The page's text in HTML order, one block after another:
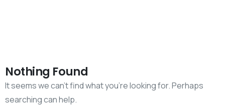
Nothing Found
It seems we can’t find what you’re looking for. Perhaps
searching can help.